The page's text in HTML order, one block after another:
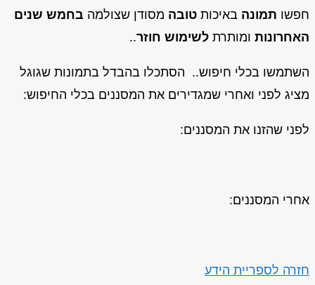
חפשו תמונה באיכות טובה מסודן שצולמה בחמש שנים
האחרונות ומותרת לשימוש חוזר..
השתמשו בכלי חיפוש.. הסתכלו בהבדל בתמונות שגוגל
מציג לפני ואחרי שמגדירים את המסננים בכלי החיפוש:
לפני שהזנו את המסננים:
אחרי המסננים:
חזרה לספריית הידע